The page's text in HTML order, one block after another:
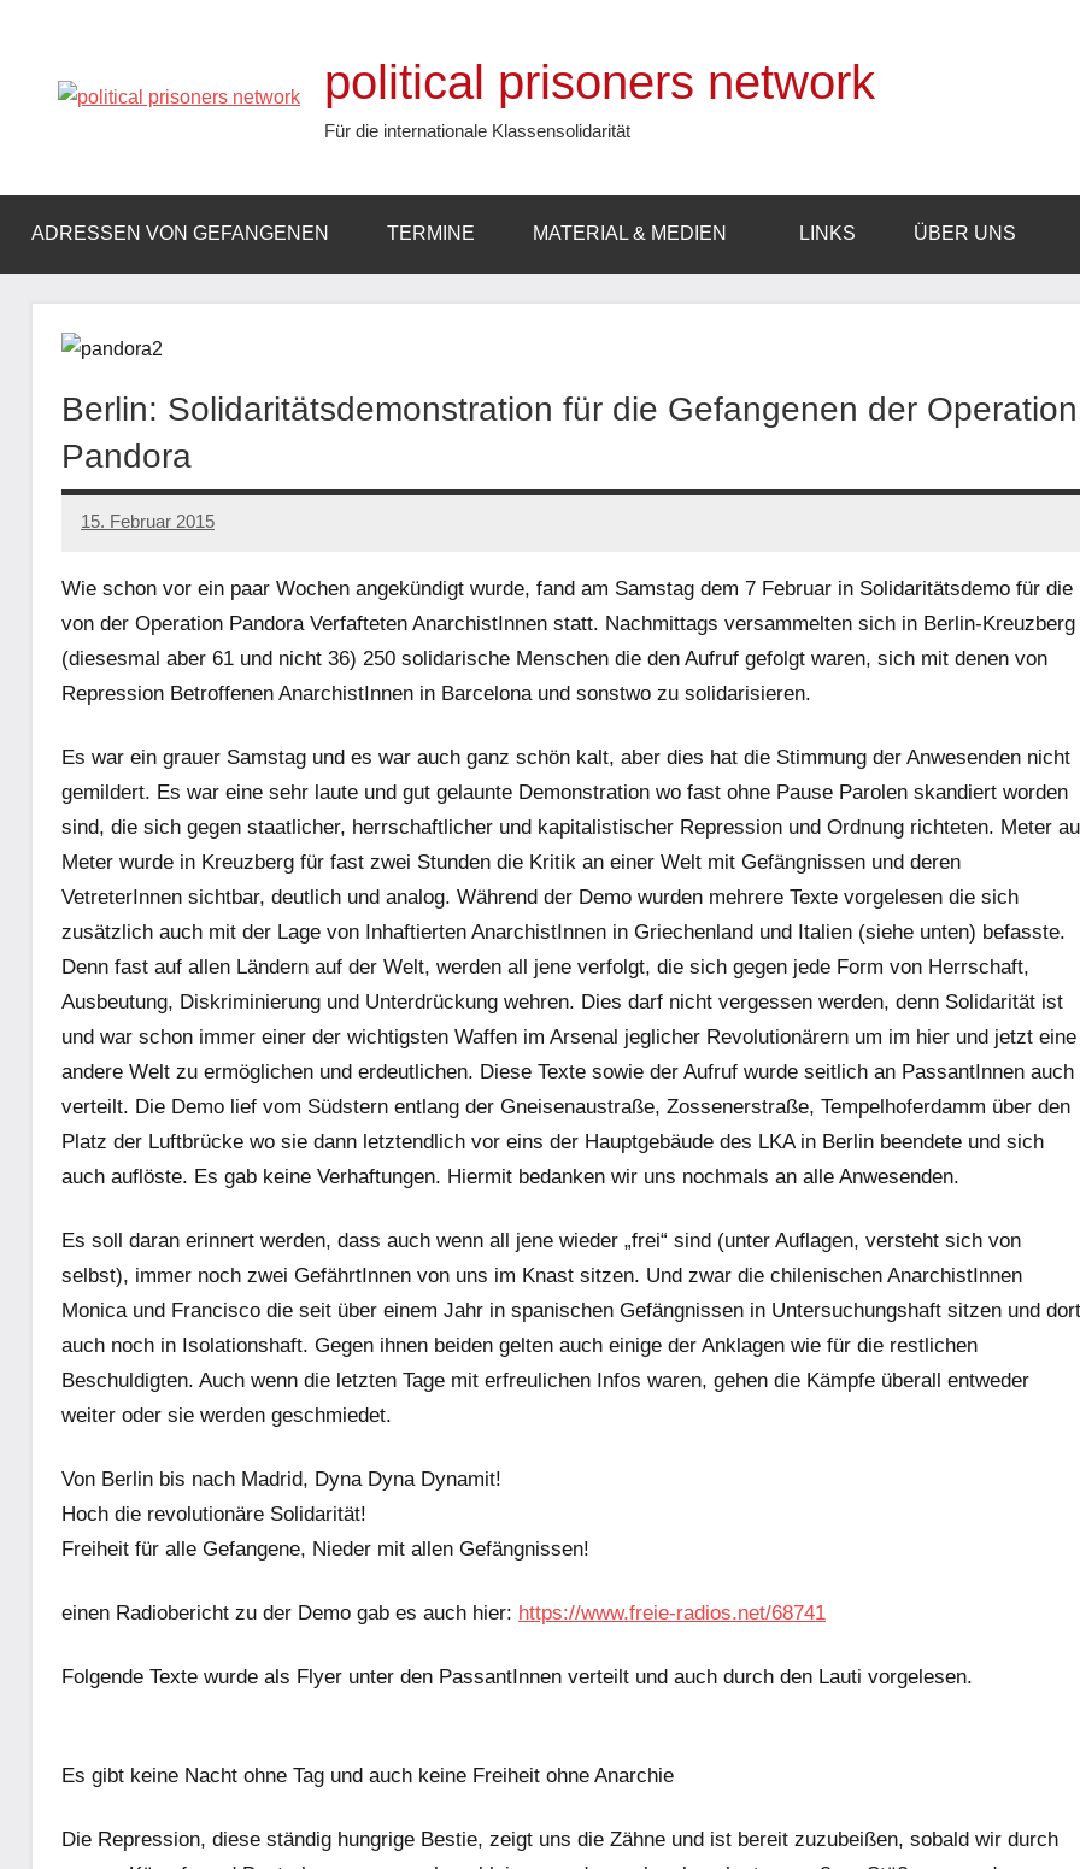
springen
political prisoners network
Für die internationale Klassensolidarität
ADRESSEN VON GEFANGENEN TERMINE MATERIAL & MEDIEN LINKS ÜBER UNS
Berlin: Solidaritätsdemonstration für die Gefangenen der Operation
Pandora
15. Februar 2015
admin
Wie schon vor ein paar Wochen angekündigt wurde, fand am Samstag dem 7 Februar in Solidaritätsdemo für die
von der Operation Pandora Verfafteten AnarchistInnen statt. Nachmittags versammelten sich in Berlin-Kreuzberg
(diesesmal aber 61 und nicht 36) 250 solidarische Menschen die den Aufruf gefolgt waren, sich mit denen von
Repression Betroffenen AnarchistInnen in Barcelona und sonstwo zu solidarisieren.
Es war ein grauer Samstag und es war auch ganz schön kalt, aber dies hat die Stimmung der Anwesenden nicht
gemildert. Es war eine sehr laute und gut gelaunte Demonstration wo fast ohne Pause Parolen skandiert worden
sind, die sich gegen staatlicher, herrschaftlicher und kapitalistischer Repression und Ordnung richteten. Meter
Meter wurde in Kreuzberg für fast zwei Stunden die Kritik an einer Welt mit Gefängnissen und deren
VetreterInnen sichtbar, deutlich und analog. Während der Demo wurden mehrere Texte vorgelesen die sich
zusätzlich auch mit der Lage von Inhaftierten AnarchistInnen in Griechenland und Italien (siehe unten) befasste.
Denn fast auf allen Ländern auf der Welt, werden all jene verfolgt, die sich gegen jede Form von Herrschaft,
Ausbeutung, Diskriminierung und Unterdrückung wehren. Dies darf nicht vergessen werden, denn Solidarität ist
und war schon immer einer der wichtigsten Waffen im Arsenal jeglicher Revolutionärern um im hier und jetzt eine
andere Welt zu ermöglichen und erdeutlichen. Diese Texte sowie der Aufruf wurde seitlich an PassantInnen auch
verteilt. Die Demo lief vom Südstern entlang der Gneisenaustraße, Zossenerstraße, Tempelhoferdamm über den
Platz der Luftbrücke wo sie dann letztendlich vor eins der Hauptgebäude des LKA in Berlin beendete und sich
auch auflöste. Es gab keine Verhaftungen. Hiermit bedanken wir uns nochmals an alle Anwesenden.
Es soll daran erinnert werden, dass auch wenn all jene wieder „frei“ sind (unter Auflagen, versteht sich von
selbst), immer noch zwei GefährtInnen von uns im Knast sitzen. Und zwar die chilenischen AnarchistInnen
Monica und Francisco die seit über einem Jahr in spanischen Gefängnissen in Untersuchungshaft sitzen und dort
auch noch in Isolationshaft. Gegen ihnen beiden gelten auch einige der Anklagen wie für die restlichen
Beschuldigten. Auch wenn die letzten Tage mit erfreulichen Infos waren, gehen die Kämpfe überall entweder
weiter oder sie werden geschmiedet.
Von Berlin bis nach Madrid, Dyna Dyna Dynamit!
Hoch die revolutionäre Solidarität!
Freiheit für alle Gefangene, Nieder mit allen Gefängnissen!
einen Radiobericht zu der Demo gab es auch hier: https://www.freie-radios.net/68741
Folgende Texte wurde als Flyer unter den PassantInnen verteilt und auch durch den Lauti vorgelesen.
Es gibt keine Nacht ohne Tag und auch keine Freiheit ohne Anarchie
Die Repression, diese ständig hungrige Bestie, zeigt uns die Zähne und ist bereit zuzubeißen, sobald wir durch